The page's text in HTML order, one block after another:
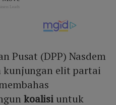
Pusat (DPP) Nasdem
kunjungan elit partai
koalisi untuk